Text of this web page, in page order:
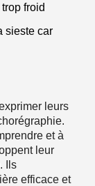
froid
sieste car
leurs
et à
leur
Ils
efficace et